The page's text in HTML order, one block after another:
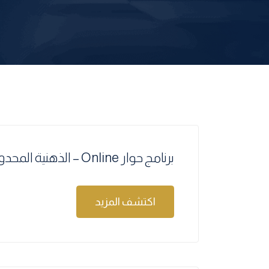
برنامج حوار Online – الذهنية المحدودة وذهنية النمو
اكتشف المزيد